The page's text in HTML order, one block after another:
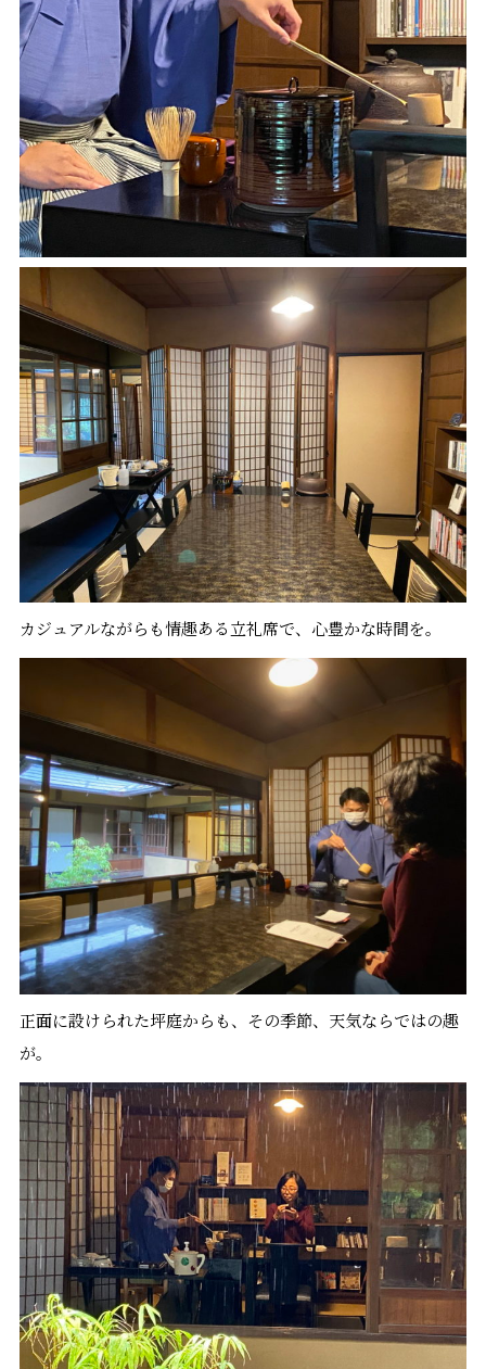
カジュアルながらも情趣ある立礼席で、心豊かな時間を。
正面に設けられた坪庭からも、その季節、天気ならではの趣
が。